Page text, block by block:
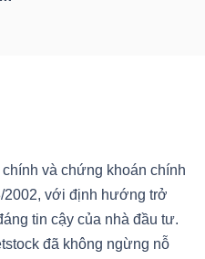
và chứng khoán chính
2002, với định hướng trở
tin cậy của nhà đầu tư.
đã không ngừng nỗ